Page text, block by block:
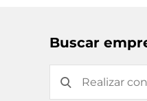
Buscar